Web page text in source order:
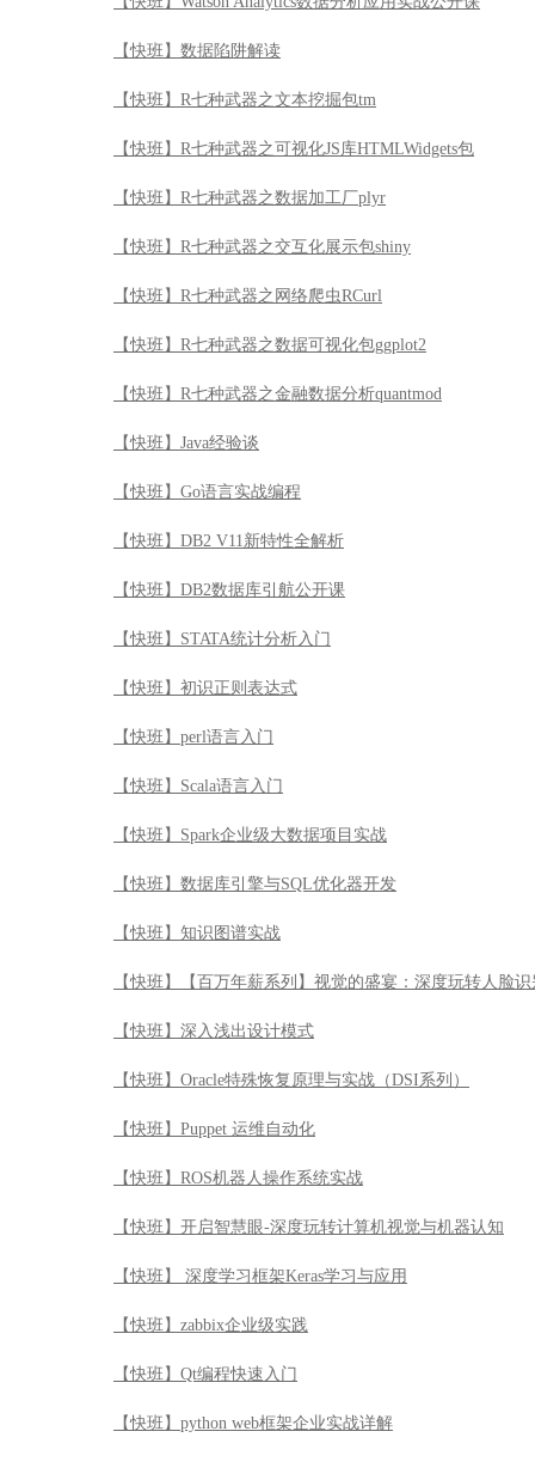
【快班】数据陷阱解读
【快班】R七种武器之文本挖掘包tm
【快班】R七种武器之可视化JS库HTMLWidgets包
【快班】R七种武器之数据加工厂plyr
【快班】R七种武器之交互化展示包shiny
【快班】R七种武器之网络爬虫RCurl
【快班】R七种武器之数据可视化包ggplot2
【快班】R七种武器之金融数据分析quantmod
【快班】Java经验谈
【快班】Go语言实战编程
【快班】DB2 V11新特性全解析
【快班】DB2数据库引航公开课
【快班】STATA统计分析入门
【快班】初识正则表达式
【快班】perl语言入门
【快班】Scala语言入门
【快班】Spark企业级大数据项目实战
【快班】数据库引擎与SQL优化器开发
【快班】知识图谱实战
【快班】【百万年薪系列】视觉的盛宴：深度玩转人脸识
【快班】深入浅出设计模式
【快班】Oracle特殊恢复原理与实战（DSI系列）
【快班】Puppet 运维自动化
【快班】ROS机器人操作系统实战
【快班】开启智慧眼-深度玩转计算机视觉与机器认知
【快班】 深度学习框架Keras学习与应用
【快班】zabbix企业级实践
【快班】Qt编程快速入门
【快班】python web框架企业实战详解